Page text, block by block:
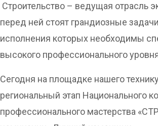
Строительство – ведущая отрасль
перед ней стоят грандиозные
исполнения которых необходимы
высокого профессионального
Сегодня на площадке нашего
региональный этап Национального
профессионального мастерства